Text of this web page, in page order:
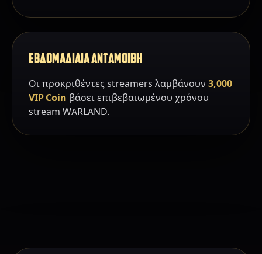
ΕΒΔΟΜΑΔΙΑΙΑ ΑΝΤΑΜΟΙΒΗ
Οι προκριθέντες streamers λαμβάνουν 3,000
VIP Coin βάσει επιβεβαιωμένου χρόνου
stream WARLAND.